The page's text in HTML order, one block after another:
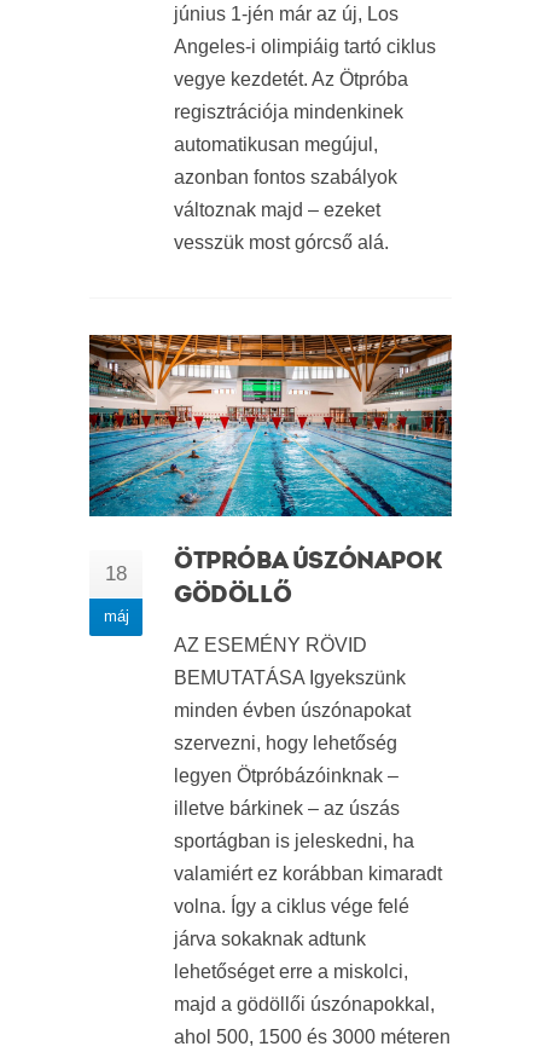
június 1-jén már az új, Los
Angeles-i olimpiáig tartó ciklus
vegye kezdetét. Az Ötpróba
regisztrációja mindenkinek
automatikusan megújul,
azonban fontos szabályok
változnak majd – ezeket
vesszük most górcső alá.
18
máj
ÖTPRÓBA ÚSZÓNAPOK
GÖDÖLLŐ
AZ ESEMÉNY RÖVID
BEMUTATÁSA Igyekszünk
minden évben úszónapokat
szervezni, hogy lehetőség
legyen Ötpróbázóinknak –
illetve bárkinek – az úszás
sportágban is jeleskedni, ha
valamiért ez korábban kimaradt
volna. Így a ciklus vége felé
járva sokaknak adtunk
lehetőséget erre a miskolci,
majd a gödöllői úszónapokkal,
ahol 500, 1500 és 3000 méteren